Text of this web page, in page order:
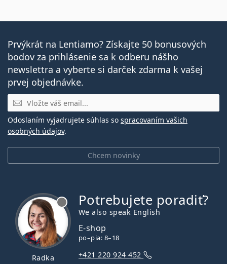
Prvýkrát na Lentiamo? Získajte 50 bonusových
bodov za prihlásenie sa k odberu nášho
newslettra a vyberte si darček zdarma k vašej
prvej objednávke.
E-mail
Chcem novinky
Odoslaním vyjadrujete súhlas so spracovaním vašich
osobných údajov.
Radka
Potrebujete poradiť?
We also speak English
E-shop
po–pia: 8–18
+421 220 924 452